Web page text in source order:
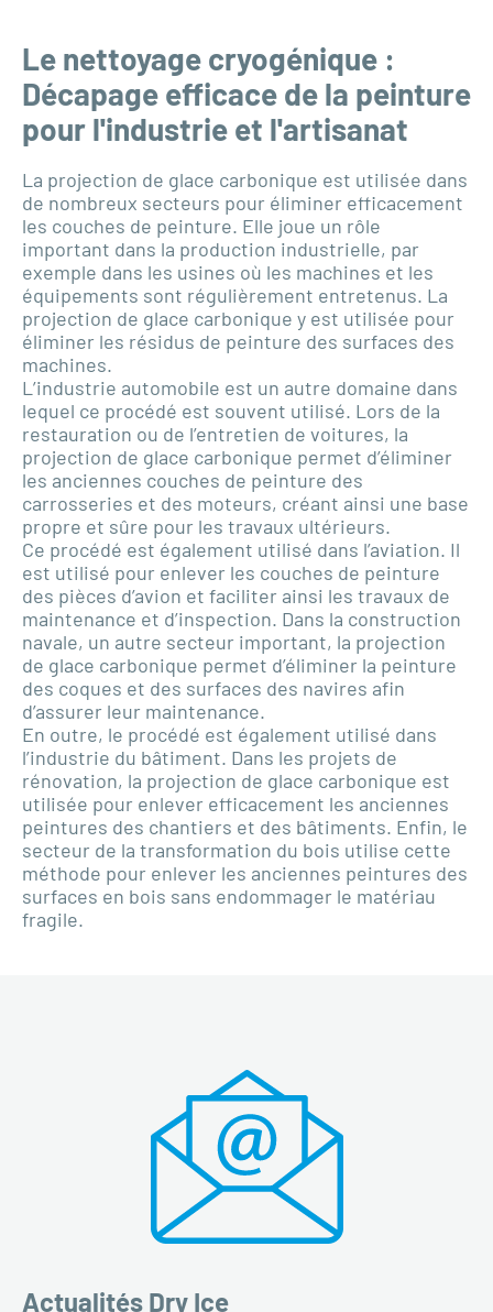
Le nettoyage cryogénique :
Décapage efficace de la peinture
pour l'industrie et l'artisanat
La projection de glace carbonique est utilisée dans
de nombreux secteurs pour éliminer efficacement
les couches de peinture. Elle joue un rôle
important dans la production industrielle, par
exemple dans les usines où les machines et les
équipements sont régulièrement entretenus. La
projection de glace carbonique y est utilisée pour
éliminer les résidus de peinture des surfaces des
machines.
L’industrie automobile est un autre domaine dans
lequel ce procédé est souvent utilisé. Lors de la
restauration ou de l’entretien de voitures, la
projection de glace carbonique permet d’éliminer
les anciennes couches de peinture des
carrosseries et des moteurs, créant ainsi une base
propre et sûre pour les travaux ultérieurs.
Ce procédé est également utilisé dans l’aviation. Il
est utilisé pour enlever les couches de peinture
des pièces d’avion et faciliter ainsi les travaux de
maintenance et d’inspection. Dans la construction
navale, un autre secteur important, la projection
de glace carbonique permet d’éliminer la peinture
des coques et des surfaces des navires afin
d’assurer leur maintenance.
En outre, le procédé est également utilisé dans
l’industrie du bâtiment. Dans les projets de
rénovation, la projection de glace carbonique est
utilisée pour enlever efficacement les anciennes
peintures des chantiers et des bâtiments. Enfin, le
secteur de la transformation du bois utilise cette
méthode pour enlever les anciennes peintures des
surfaces en bois sans endommager le matériau
fragile.
Actualités Dry Ice